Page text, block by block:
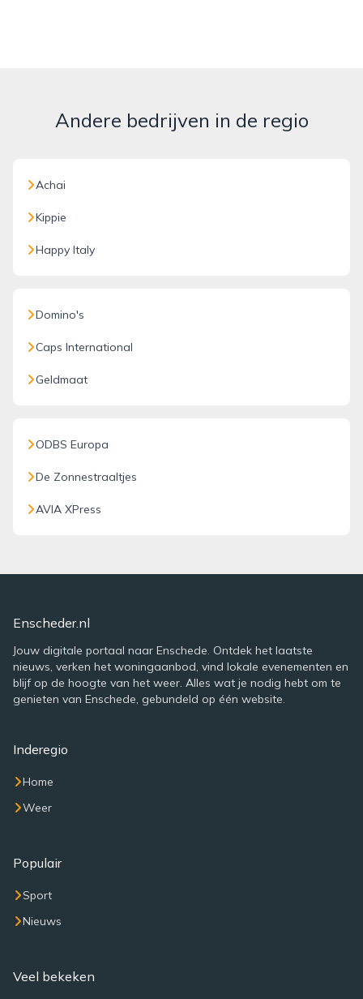
Andere bedrijven in de regio
Achai
Kippie
Happy Italy
Domino's
Caps International
Geldmaat
ODBS Europa
De Zonnestraaltjes
AVIA XPress
Enscheder.nl
Jouw digitale portaal naar Enschede. Ontdek het laatste
nieuws, verken het woningaanbod, vind lokale evenementen en
blijf op de hoogte van het weer. Alles wat je nodig hebt om te
genieten van Enschede, gebundeld op één website.
Inderegio
Home
Weer
Populair
Sport
Nieuws
Veel bekeken